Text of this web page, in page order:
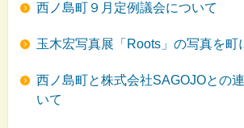
西ノ島町９月定例議会について
玉木宏写真展「Roots」の写真を町
西ノ島町と株式会社SAGOJOとの
いて